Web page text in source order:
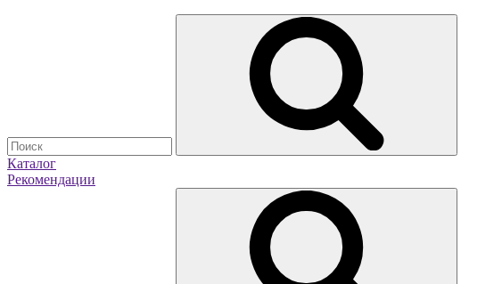
Каталог
Рекомендации